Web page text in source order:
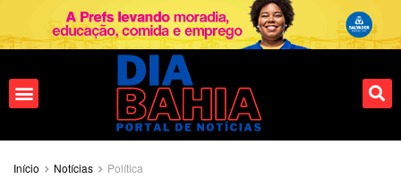
Início Notícias Política